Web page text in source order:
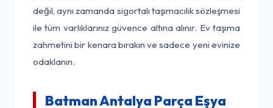
değil, aynı zamanda sigortalı taşımacılık sözleşmesi
ile tüm varlıklarınız güvence altına alınır. Ev taşıma
zahmetini bir kenara bırakın ve sadece yeni evinize
odaklanın.
Batman Antalya Parça Eşya